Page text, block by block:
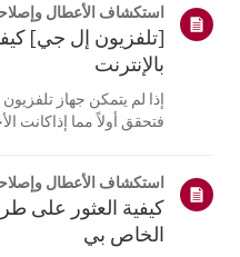
استكشاف الأعطال
[تلفزيون إل جي]
بالإنترنت
فتحقق أولاً مما إذاكانت
تكمن في جها...
استكشاف الأعطال
الخاص بي